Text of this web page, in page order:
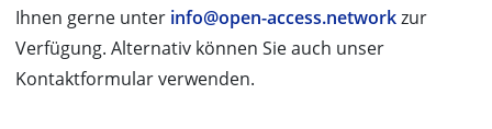
Ihnen gerne unter info@open-access.networkzur
Verfügung. Alternativ können Sie auch unser
Kontaktformular verwenden.